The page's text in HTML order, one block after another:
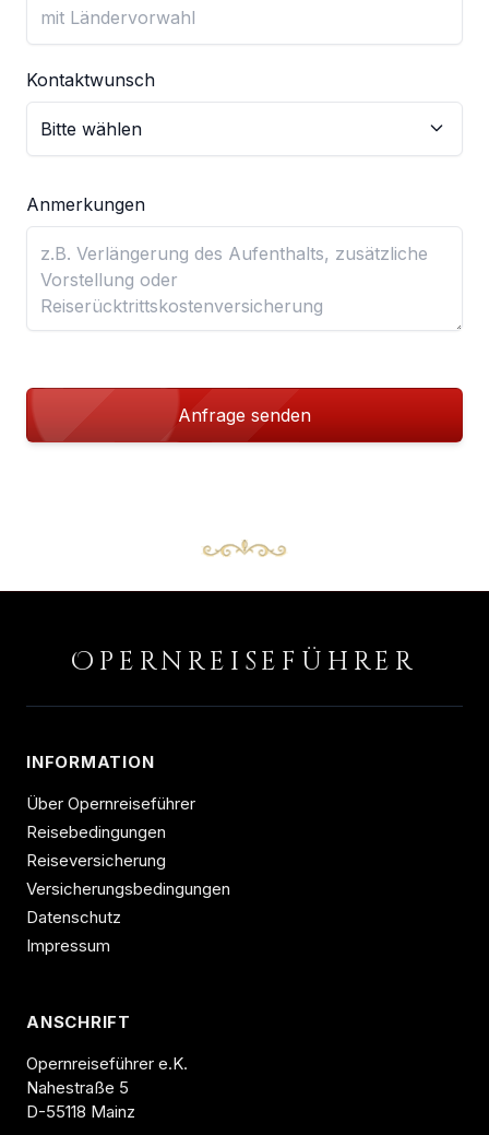
Kontaktwunsch
Anmerkungen
Anfrage senden
O PERNREISEFÜHRER
INFORMATION
Über Opernreiseführer
Reisebedingungen
Reiseversicherung
Versicherungsbedingungen
Datenschutz
Impressum
ANSCHRIFT
Opernreiseführer e.K.
Nahestraße 5
D-55118 Mainz